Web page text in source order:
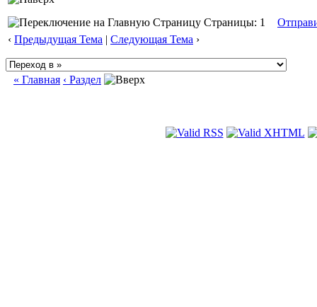
Страницы: 1
‹ Предыдущая Тема | Следующая Тема ›
« Главная ‹ Раздел